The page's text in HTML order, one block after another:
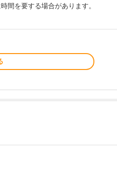
間を要する場合があります。